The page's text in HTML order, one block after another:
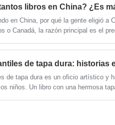
creatividad,
ambiental.
en China, por qué la gente eligió a
o Canadá, la razón principal es el
de tapa dura es un oficio artístico y
niños. Un libro con una hermosa